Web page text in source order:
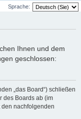
u
Sprache:
Ihnen und dem
geschlossen:
„das Board“) schließen
des Boards ab (im
den nachfolgenden